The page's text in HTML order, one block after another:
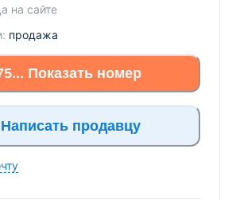
для Вас время покажем
на сайте
продажа
Показать номер
Написать продавцу